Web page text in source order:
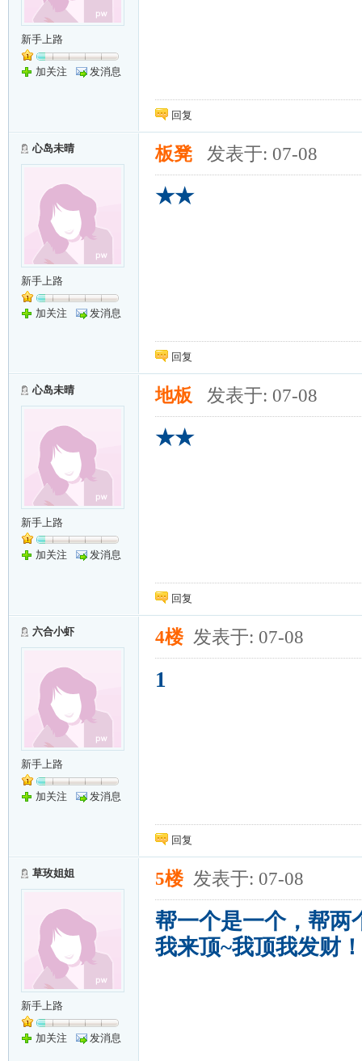
新手上路
加关注 发消息
回复
心岛未晴
新手上路
加关注 发消息
板凳 发表于: 07-08
★★
回复
心岛未晴
新手上路
加关注 发消息
地板 发表于: 07-08
★★
回复
六合小虾
新手上路
加关注 发消息
4楼 发表于: 07-08
1
回复
草玫姐姐
新手上路
加关注 发消息
5楼 发表于: 07-08
帮一个是一个，帮两
我来顶~我顶我发财！